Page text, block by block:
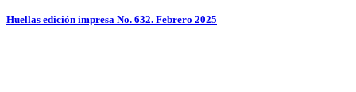
Huellas edición impresa No. 632. Febrero 2025